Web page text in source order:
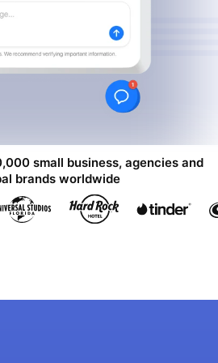
small business, agencies and
brands worldwide